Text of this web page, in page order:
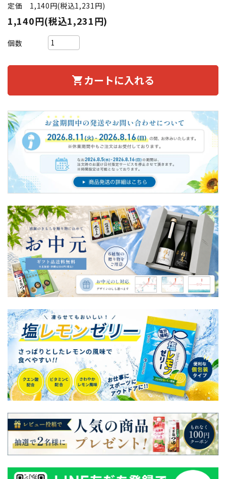
定価 1,140円(税込1,231円)
1,140円(税込1,231円)
個数
shopping_cart カートに入れる